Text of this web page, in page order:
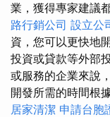
業，獲得專家建議
路行銷公司 設立公
資，您可以更快地
投資或貸款等外部
或服務的企業來說
開發所需的時間根
居家清潔 申請台胞